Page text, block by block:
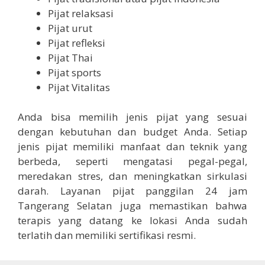
Pijat relaksasi
Pijat urut
Pijat refleksi
Pijat Thai
Pijat sports
Pijat Vitalitas
Anda bisa memilih jenis pijat yang sesuai
dengan kebutuhan dan budget Anda. Setiap
jenis pijat memiliki manfaat dan teknik yang
berbeda, seperti mengatasi pegal-pegal,
meredakan stres, dan meningkatkan sirkulasi
darah. Layanan pijat panggilan 24 jam
Tangerang Selatan juga memastikan bahwa
terapis yang datang ke lokasi Anda sudah
terlatih dan memiliki sertifikasi resmi.